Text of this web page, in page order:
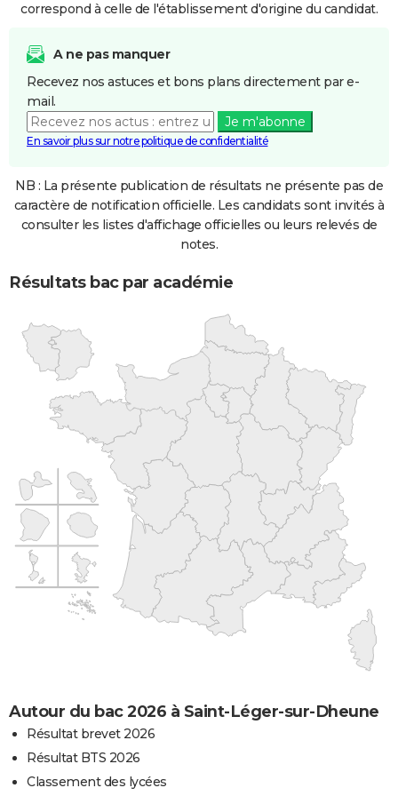
correspond à celle de l'établissement d'origine du candidat.
A ne pas manquer
Recevez nos astuces et bons plans directement par e-
mail.
Je m'abonne
En savoir plus sur notre politique de confidentialité
NB : La présente publication de résultats ne présente pas de
caractère de notification officielle. Les candidats sont invités à
consulter les listes d'affichage officielles ou leurs relevés de
notes.
Résultats bac par académie
Autour du bac 2026 à Saint-Léger-sur-Dheune
Résultat brevet 2026
Résultat BTS 2026
Classement des lycées